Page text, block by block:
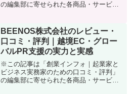
の編集部に寄せられた各商品・サービス
ブランドを作りたい」「法律面のリスク
をクリアにしながら安全に...
BEENOS株式会社のレビュー・
口コミ・評判｜越境EC・グロー
バルPR支援の実力と実感
※この記事は「創業インフォ｜起業家と
ビジネス実務家のための口コミ・評判」
の編集部に寄せられた各商品・サービス